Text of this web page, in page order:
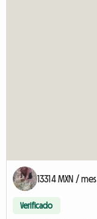
13314 MXN / mes
Verificado